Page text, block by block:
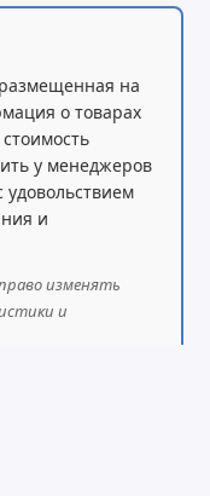
удобным
инструмент
уровень
на
о товарах
у менеджеров
удовольствием
и
изменять
и